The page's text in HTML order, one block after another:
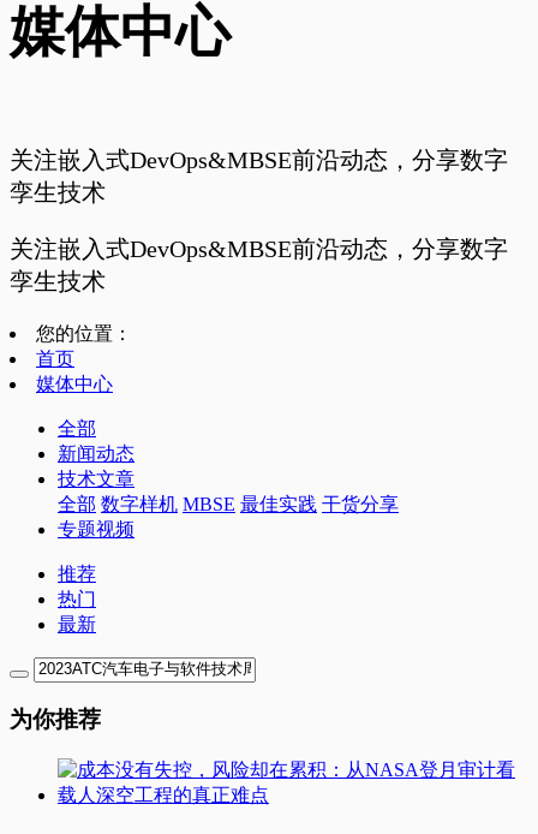
媒体中心
关注嵌入式DevOps&MBSE前沿动态，分享数字
孪生技术
关注嵌入式DevOps&MBSE前沿动态，分享数字
孪生技术
您的位置：
首页
媒体中心
全部
新闻动态
技术文章
全部 数字样机 MBSE 最佳实践 干货分享
专题视频
推荐
热门
最新
为你推荐